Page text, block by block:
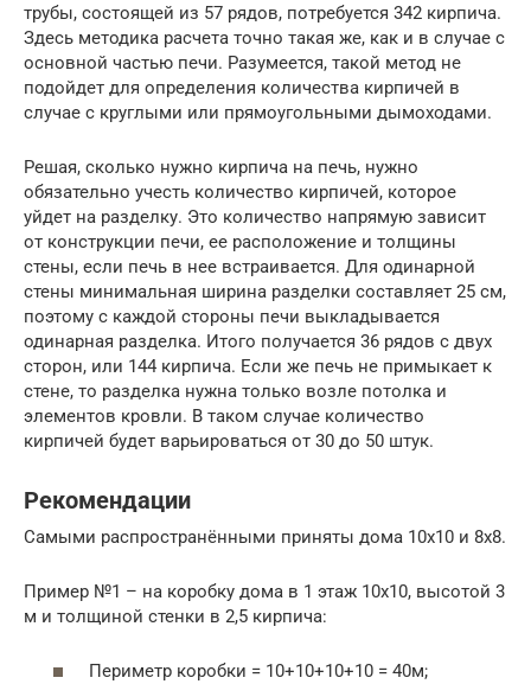
трубы, состоящей из 57 рядов, потребуется 342 кирпича.
Здесь методика расчета точно такая же, как и в случае с
основной частью печи. Разумеется, такой метод не
подойдет для определения количества кирпичей в
случае с круглыми или прямоугольными дымоходами.
Решая, сколько нужно кирпича на печь, нужно
обязательно учесть количество кирпичей, которое
уйдет на разделку. Это количество напрямую зависит
от конструкции печи, ее расположение и толщины
стены, если печь в нее встраивается. Для одинарной
стены минимальная ширина разделки составляет 25 см,
поэтому с каждой стороны печи выкладывается
одинарная разделка. Итого получается 36 рядов с двух
сторон, или 144 кирпича. Если же печь не примыкает к
стене, то разделка нужна только возле потолка и
элементов кровли. В таком случае количество
кирпичей будет варьироваться от 30 до 50 штук.
Рекомендации
Самыми распространёнными приняты дома 10х10 и 8х8.
Пример №1 – на коробку дома в 1 этаж 10х10, высотой 3
м и толщиной стенки в 2,5 кирпича:
Периметр коробки = 10+10+10+10 = 40м;